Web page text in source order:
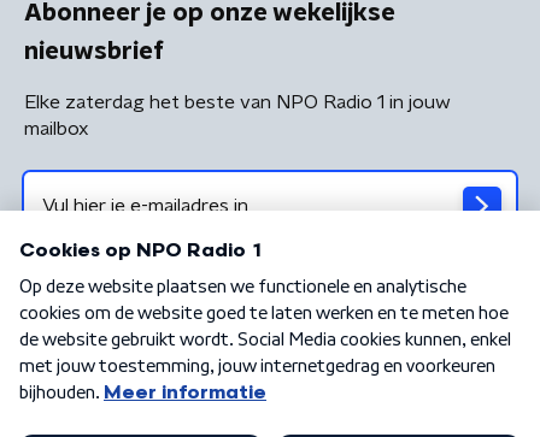
Abonneer je op onze wekelijkse
nieuwsbrief
Elke zaterdag het beste van NPO Radio 1 in jouw
mailbox
Algemene voorwaarden Privacybeleid